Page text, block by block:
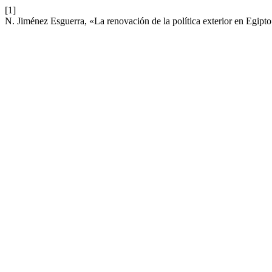
[1]
N. Jiménez Esguerra, «La renovación de la política exterior en